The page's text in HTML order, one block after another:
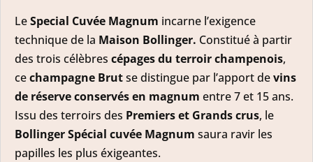
LeSpecial Cuvée Magnum incarne l’exigence
technique de la Maison Bollinger. Constitué à partir
des trois célèbres cépages du terroir champenois,
cechampagne Brutse distingue par l’apport devins
de réserve conservés en magnum entre 7 et 15 ans.
Issu des terroirs des Premiers et Grands crus, le
Bollinger Spécial cuvée Magnum saura ravir les
papilles les plus éxigeantes.